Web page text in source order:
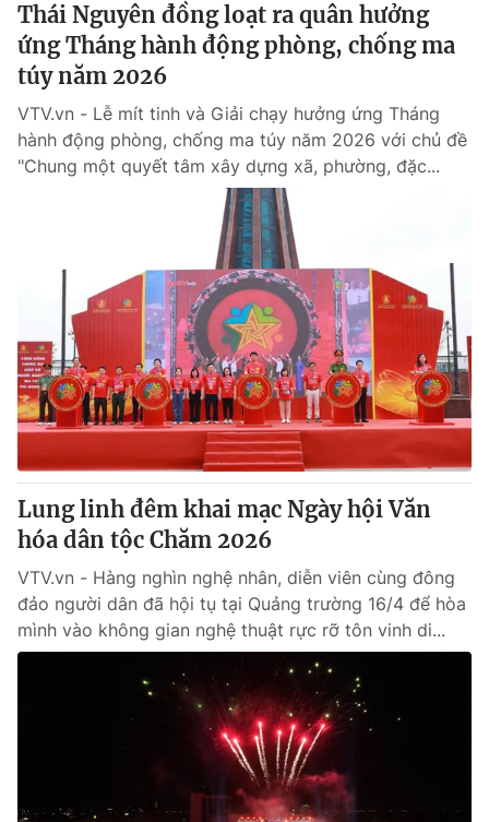
Góc doanh nghiệp
Truyền hình
Phim VTV
Hậu trường
Nhân vật
Giải trí
Điện ảnh
Âm nhạc
Đời sống
Chất lượng cuộc sống
Học trực tuyến
Công nghệ
Hitech Công nghệ tương lai
Sản phẩm
Thị trường
Giao lưu trực tuyến
Lịch phát sóng
Chuyên mục khác
Emagazine Podcast
Photo Infographic
Video Shorts video
VTV Thể thao
Bất động sản
Thái Nguyên đồng loạt ra quân hưởng
ứng Tháng hành động phòng, chống ma
túy năm 2026
VTV.vn - Lễ mít tinh và Giải chạy hưởng ứng Tháng
hành động phòng, chống ma túy năm 2026 với chủ đề
"Chung một quyết tâm xây dựng xã, phường, đặc...
Lung linh đêm khai mạc Ngày hội Văn
hóa dân tộc Chăm 2026
VTV.vn - Hàng nghìn nghệ nhân, diễn viên cùng đông
đảo người dân đã hội tụ tại Quảng trường 16/4 để hòa
mình vào không gian nghệ thuật rực rỡ tôn vinh di...